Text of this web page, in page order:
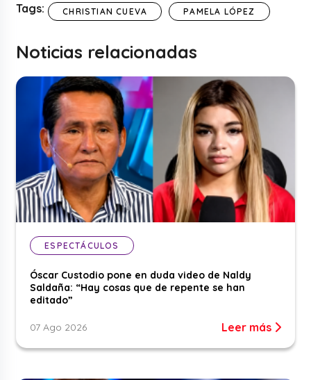
Tags: CHRISTIAN CUEVA PAMELA LÓPEZ
Noticias relacionadas
ESPECTÁCULOS
Óscar Custodio pone en duda video de Naldy
Saldaña: “Hay cosas que de repente se han
editado”
07 Ago 2026 Leer más